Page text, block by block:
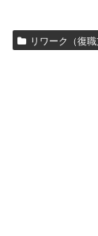
リワーク（復